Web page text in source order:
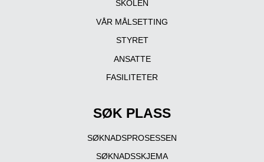
SKOLEN
VÅR MÅLSETTING
STYRET
ANSATTE
FASILITETER
SØK PLASS
SØKNADSPROSESSEN
SØKNADSSKJEMA